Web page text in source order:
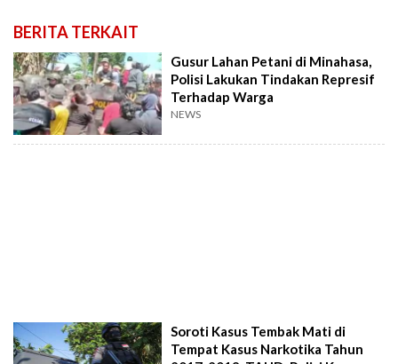
BERITA TERKAIT
Gusur Lahan Petani di Minahasa,
Polisi Lakukan Tindakan Represif
Terhadap Warga
NEWS
Soroti Kasus Tembak Mati di
Tempat Kasus Narkotika Tahun